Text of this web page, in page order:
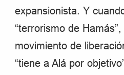
expansionista. Y
“terrorismo de
movimiento de
“tiene a Alá por